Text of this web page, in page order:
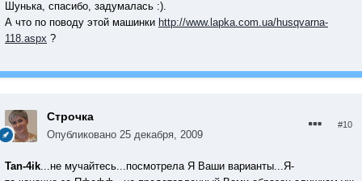
Шунька, спасибо, задумалась :).
А что по поводу этой машинки http://www.lapka.com.ua/husqvarna-
118.aspx ?
Строчка
Опубликовано 25 декабря, 2009
#10
Tan-4ik...не мучайтесь...посмотрела Я Ваши варианты...Я-